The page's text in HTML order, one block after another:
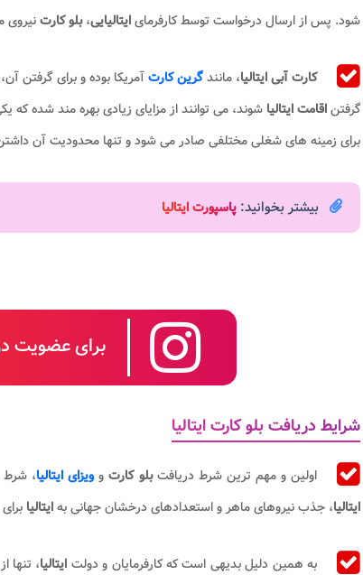
شود. پس از ارسال درخواست توسط کارفرمایایتالیایی،بلو کارتنیروی
کارت آبی ایتالیا، مانندگرین کارتآمریکا بوده و برای گرفتن
گرفتناقامت ایتالیاشوند، می توانند از مزایای زیادی بهره مند شده
برای زمینه های شغلی مختلفی صادر می شود و تنها محدودیت آن
بیشتر بخوانید: پاسپورت ایتالیا
برای عضویت
شرایط دریافت بلو کارت ایتالیا
اولین و مهم ترین شرط دریافتبلو کارتوویزای ایتالیا،
ایتالیا، جذب نیروهای ماهر و استعدادهای درخشان جهانی بهایتالیا
به همین دلیل بدیهی است که کارفرمایان و دولت ایتالیا، تنها